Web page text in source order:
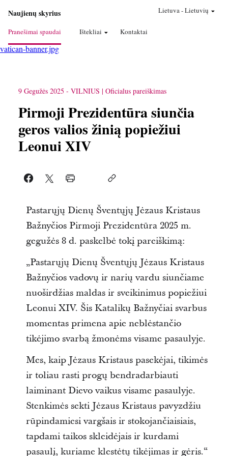
Naujienų skyrius
Pranešimai spaudai Ištekliai Kontaktai
Lietuva-Lietuvių
vatican-banner.jpg
9 Gegužės 2025 - VILNIUS Oficialus pareiškimas
Pirmoji Prezidentūra siunčia
geros valios žinią popiežiui
Leonui XIV
Pastarųjų Dienų Šventųjų Jėzaus Kristaus
Bažnyčios Pirmoji Prezidentūra 2025 m.
gegužės 8 d. paskelbė tokį pareiškimą:
„Pastarųjų Dienų Šventųjų Jėzaus Kristaus
Bažnyčios vadovų ir narių vardu siunčiame
nuoširdžias maldas ir sveikinimus popiežiui
Leonui XIV. Šis Katalikų Bažnyčiai svarbus
momentas primena apie neblėstančio
tikėjimo svarbą žmonėms visame pasaulyje.
Mes, kaip Jėzaus Kristaus pasekėjai, tikimės
ir toliau rasti progų bendradarbiauti
laiminant Dievo vaikus visame pasaulyje.
Stenkimės sekti Jėzaus Kristaus pavyzdžiu
rūpindamiesi vargšais ir stokojančiaisiais,
tapdami taikos skleidėjais ir kurdami
pasaulį, kuriame klestėtų tikėjimas ir gėris.“